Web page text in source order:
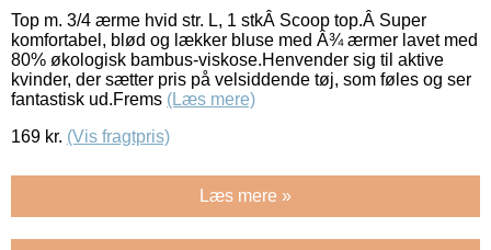
Top m. 3/4 ærme hvid str. L, 1 stkÂ Scoop top.Â Super
komfortabel, blød og lækker bluse med Â¾ ærmer lavet med
80% økologisk bambus-viskose.Henvender sig til aktive
kvinder, der sætter pris på velsiddende tøj, som føles og ser
fantastisk ud.Frems (Læs mere)
169 kr. (Vis fragtpris)
Læs mere »